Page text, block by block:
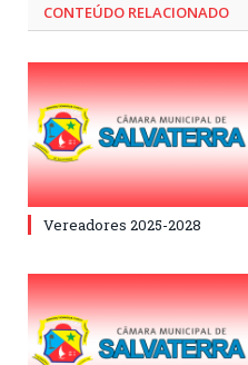
CONTEÚDO RELACIONADO
Vereadores 2025-2028